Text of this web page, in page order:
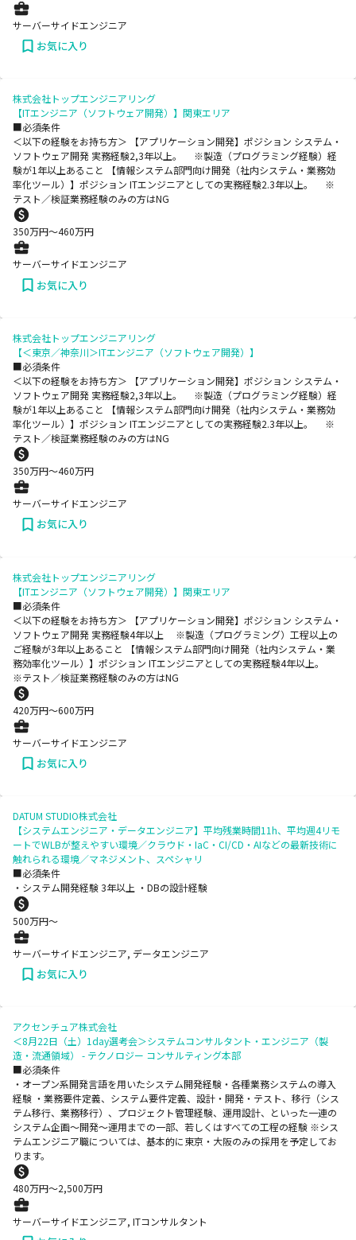
サーバーサイドエンジニア
お気に入り
株式会社トップエンジニアリング
【ITエンジニア（ソフトウェア開発）】関東エリア
■必須条件
＜以下の経験をお持ち方＞ 【アプリケーション開発】ポジション システム・
ソフトウェア開発 実務経験2,3年以上。 ※製造（プログラミング経験）経
験が1年以上あること 【情報システム部門向け開発（社内システム・業務効
率化ツール）】ポジション ITエンジニアとしての実務経験2.3年以上。 ※
テスト／検証業務経験のみの方はNG
350万円〜460万円
サーバーサイドエンジニア
お気に入り
株式会社トップエンジニアリング
【＜東京／神奈川＞ITエンジニア（ソフトウェア開発）】
■必須条件
＜以下の経験をお持ち方＞ 【アプリケーション開発】ポジション システム・
ソフトウェア開発 実務経験2,3年以上。 ※製造（プログラミング経験）経
験が1年以上あること 【情報システム部門向け開発（社内システム・業務効
率化ツール）】ポジション ITエンジニアとしての実務経験2.3年以上。 ※
テスト／検証業務経験のみの方はNG
350万円〜460万円
サーバーサイドエンジニア
お気に入り
株式会社トップエンジニアリング
【ITエンジニア（ソフトウェア開発）】関東エリア
■必須条件
＜以下の経験をお持ち方＞ 【アプリケーション開発】ポジション システム・
ソフトウェア開発 実務経験4年以上 ※製造（プログラミング）工程以上の
ご経験が3年以上あること 【情報システム部門向け開発（社内システム・業
務効率化ツール）】ポジション ITエンジニアとしての実務経験4年以上。
※テスト／検証業務経験のみの方はNG
420万円〜600万円
サーバーサイドエンジニア
お気に入り
DATUM STUDIO株式会社
【システムエンジニア・データエンジニア】平均残業時間11h、平均週4リモ
ートでWLBが整えやすい環境／クラウド・IaC・CI/CD・AIなどの最新技術に
触れられる環境／マネジメント、スペシャリ
■必須条件
・システム開発経験 3年以上 ・DBの設計経験
500万円〜
サーバーサイドエンジニア, データエンジニア
お気に入り
アクセンチュア株式会社
＜8月22日（土）1day選考会＞システムコンサルタント・エンジニア（製
造・流通領域） - テクノロジー コンサルティング本部
■必須条件
・オープン系開発言語を用いたシステム開発経験・各種業務システムの導入
経験 ・業務要件定義、システム要件定義、設計・開発・テスト、移行（シス
テム移行、業務移行）、プロジェクト管理経験、運用設計、といった一連の
システム企画～開発～運用までの一部、若しくはすべての工程の経験 ※シス
テムエンジニア職については、基本的に東京・大阪のみの採用を予定してお
ります。
480万円〜2,500万円
サーバーサイドエンジニア, ITコンサルタント